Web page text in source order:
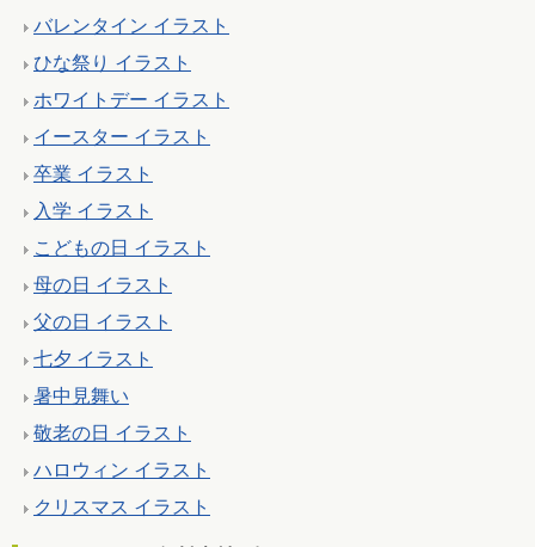
バレンタイン イラスト
ひな祭り イラスト
ホワイトデー イラスト
イースター イラスト
卒業 イラスト
入学 イラスト
こどもの日 イラスト
母の日 イラスト
父の日 イラスト
七夕 イラスト
暑中見舞い
敬老の日 イラスト
ハロウィン イラスト
クリスマス イラスト